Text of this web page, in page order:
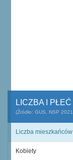
LICZBA I
(Źródło: GUS, NSP
Liczba mieszkańców
Kobiety